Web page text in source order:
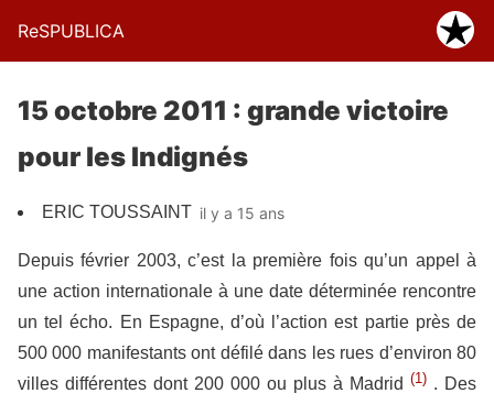
ReSPUBLICA
15 octobre 2011 : grande victoire
pour les Indignés
ERIC TOUSSAINT il y a 15 ans
Depuis février 2003, c’est la première fois qu’un appel à
une action internationale à une date déterminée rencontre
un tel écho. En Espagne, d’où l’action est partie près de
500 000 manifestants ont défilé dans les rues d’environ 80
villes différentes dont 200 000 ou plus à Madrid (1) . Des